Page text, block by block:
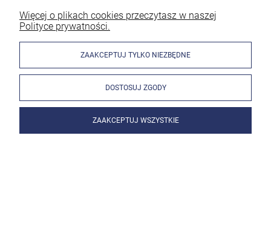
Więcej o plikach cookies przeczytasz w naszej
Polityce prywatności.
ZAAKCEPTUJ TYLKO NIEZBĘDNE
DOSTOSUJ ZGODY
ZAAKCEPTUJ WSZYSTKIE